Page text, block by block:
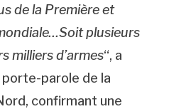
de la Première et
plusieurs
milliers d’armes“, a
porte-parole de la
confirmant une